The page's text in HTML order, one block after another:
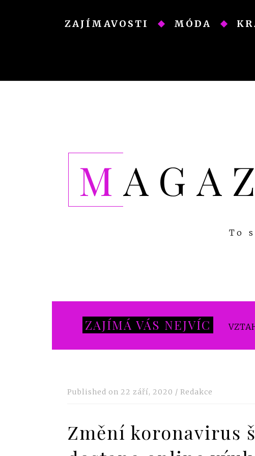
ZAJÍMAVOSTI MÓDA
To
ZAJÍMÁ VÁS NEJVÍC
Published on 22 září, 2020 / Redakce
Změní koronavirus